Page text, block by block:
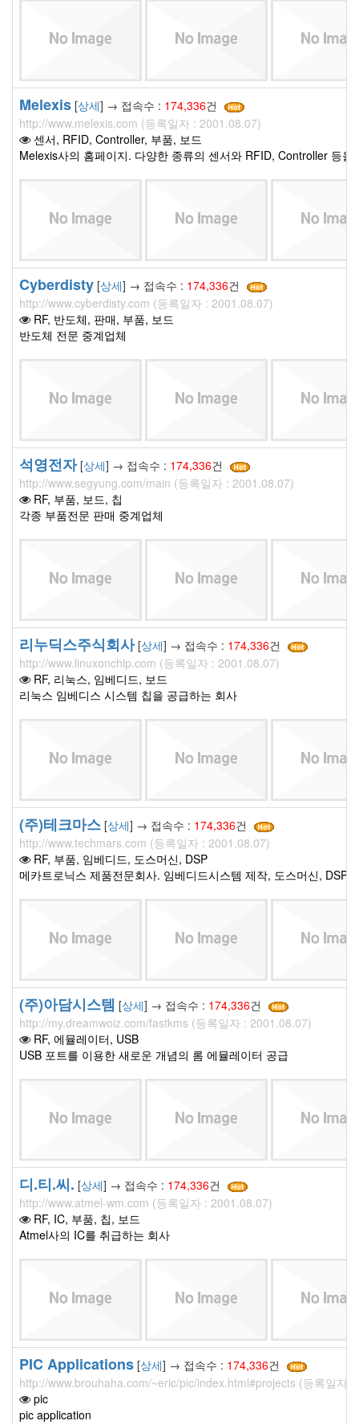
Melexis [상세] → 접속수 : 174,336건
http://www.melexis.com (등록일자 : 2001.08.07)
센서, RFID, Controller, 부품, 보드
Melexis사의 홈페이지. 다양한 종류의 센서와 RFID, Controller 등을
Cyberdisty [상세] → 접속수 : 174,336건
http://www.cyberdisty.com (등록일자 : 2001.08.07)
RF, 반도체, 판매, 부품, 보드
반도체 전문 중계업체
석영전자[상세] → 접속수 : 174,336건
http://www.segyung.com/main (등록일자 : 2001.08.07)
RF, 부품, 보드, 칩
각종 부품전문 판매 중계업체
리누딕스주식회사[상세] → 접속수 : 174,336건
http://www.linuxonchip.com (등록일자 : 2001.08.07)
RF, 리눅스, 임베디드, 보드
리눅스 임베디스 시스템 칩을 공급하는 회사
(주)테크마스 [상세] → 접속수 : 174,336건
http://www.techmars.com (등록일자 : 2001.08.07)
RF, 부품, 임베디드, 도스머신, DSP
메카트로닉스 제품전문회사. 임베디드시스템 제작, 도스머신, DSP
(주)아담시스템 [상세] → 접속수 : 174,336건
http://my.dreamwoiz.com/fastkms (등록일자 : 2001.08.07)
RF, 에뮬레이터, USB
USB 포트를 이용한 새로운 개념의 롬 에뮬레이터 공급
디.티.씨. [상세] → 접속수 : 174,336건
http://www.atmel-wm.com (등록일자 : 2001.08.07)
RF, IC, 부품, 칩, 보드
Atmel사의 IC를 취급하는 회사
PIC Applications [상세] → 접속수 : 174,336건
http://www.brouhaha.com/~eric/pic/index.html#projects (등록일자
pic
pic application